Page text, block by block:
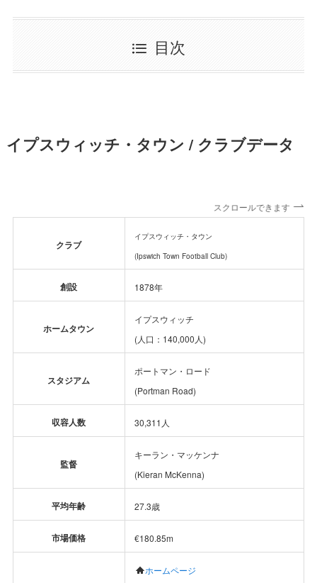
目次
イプスウィッチ・タウン / クラブデータ
スクロールできます
クラブ
イプスウィッチ・タウン
(Ipswich Town Football Club)
創設 1878年
ホームタウン
イプスウィッチ
(人口：140,000人)
スタジアム
ポートマン・ロード
(Portman Road)
収容人数 30,311人
監督
キーラン・マッケンナ
(Kieran McKenna)
平均年齢 27.3歳
市場価格 €180.85m
ホームページ